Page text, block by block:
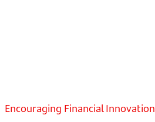
Encouraging Financial Innovation